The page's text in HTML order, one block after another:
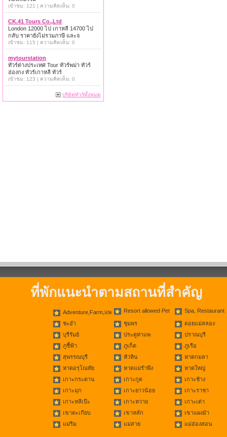
เข้าชม: 121 | ความคิดเห็น: 0
CK.41 Tours Co.,Ltd
London 12000 ไป เกาหลี 14700 ไป
กลับ ราคายังไม่รวมภาษี และจ
เข้าชม: 115 | ความคิดเห็น: 0
mytourstation
ทัวร์ต่างประเทศ Tour ทัวร์พม่า ทัวร์
ฮ่องกง ทัวร์เกาหลี ทัวร์
เข้าชม: 123 | ความคิดเห็น: 0
บริษัททัวร์ทั้งหมด
ที่พักแนะนำตามสถานที่สำคัญ
Adventure,Farm,แพ Resort allowed Pet Spa, Restaurant
ชะอำ ชุมพร
ดอยแม่สลอง
บุรีรัมย์
ประตูท่าแพ
ปราณบุรี
ภูชี้ฟ้า
ภูเก็ต
ภูเรือ
สุพรรณบุรี
หัวหิน
หาดกมลา
หาดอรุโณทัย
หาดแม่รำพึง
หาดใหญ่
เกาะกระดาน
เกาะกูด
เกาะช้าง
เกาะมุก
เกาะยาวน้อย
เกาะราชา
เกาะหลีเป๊ะ
เกาะหวาย
เกาะเต่า
เขาตะเกียบ
เขาหลัก
เขาแผงม้า
แม่ริม
แม่สาย แม่ฮ่องสอน